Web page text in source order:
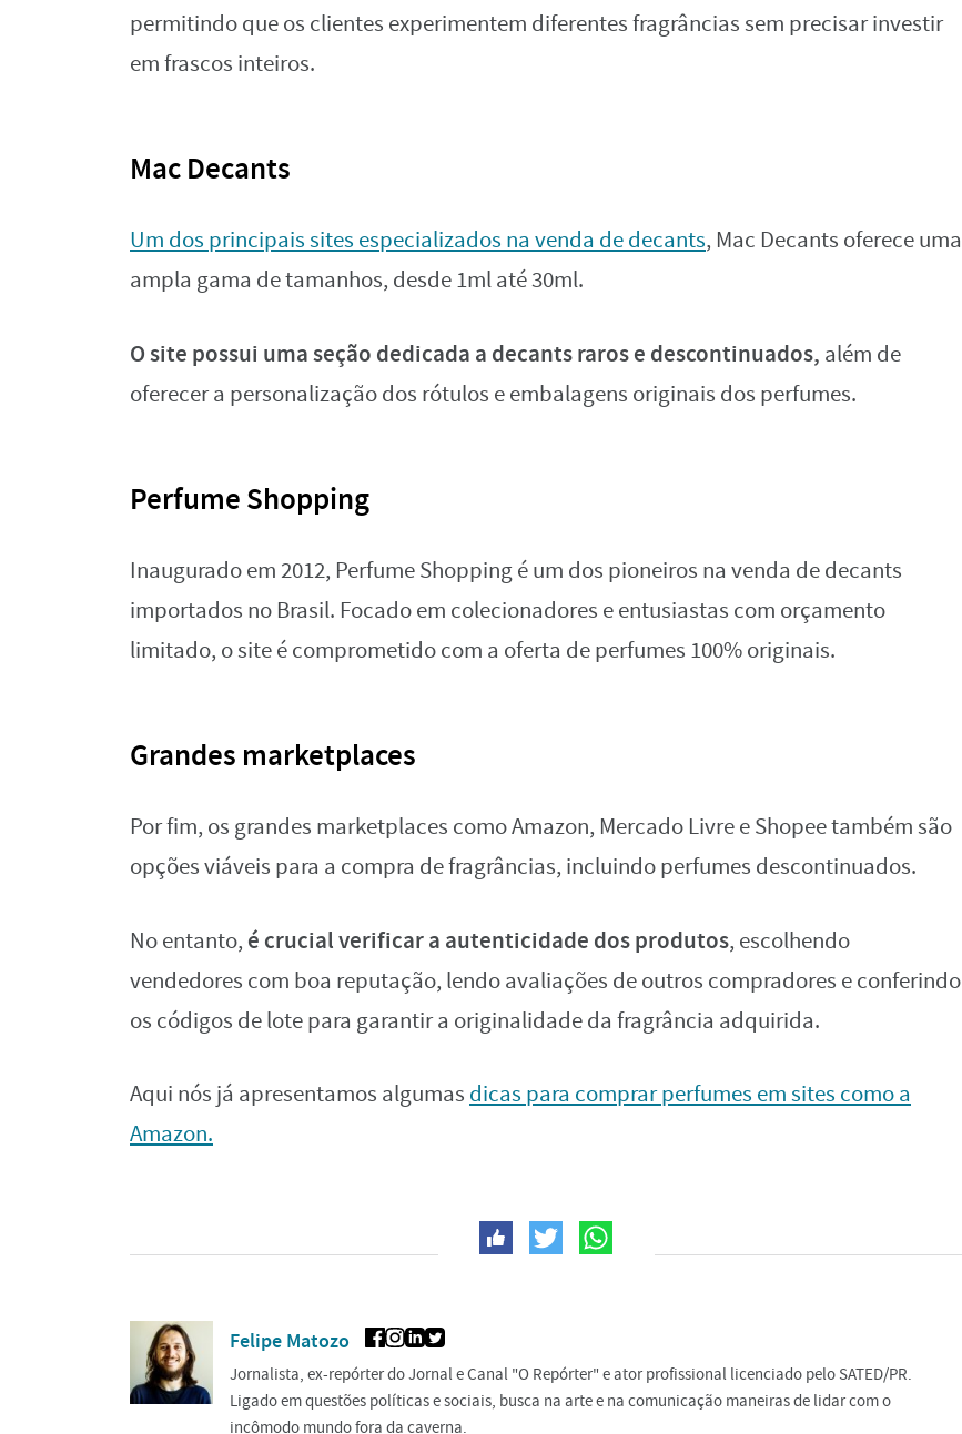
permitindo que os clientes experimentem diferentes fragrâncias sem precisar investir
em frascos inteiros.
Mac Decants
Um dos principais sites especializados na venda de decants, Mac Decants oferece uma
ampla gama de tamanhos, desde 1ml até 30ml.
O site possui uma seção dedicada a decants raros e descontinuados, além de
oferecer a personalização dos rótulos e embalagens originais dos perfumes.
Perfume Shopping
Inaugurado em 2012, Perfume Shopping é um dos pioneiros na venda de decants
importados no Brasil. Focado em colecionadores e entusiastas com orçamento
limitado, o site é comprometido com a oferta de perfumes 100% originais.
Grandes marketplaces
Por fim, os grandes marketplaces como Amazon, Mercado Livre e Shopee também são
opções viáveis para a compra de fragrâncias, incluindo perfumes descontinuados.
No entanto, é crucial verificar a autenticidade dos produtos, escolhendo
vendedores com boa reputação, lendo avaliações de outros compradores e conferindo
os códigos de lote para garantir a originalidade da fragrância adquirida.
Aqui nós já apresentamos algumas dicas para comprar perfumes em sites como a
Amazon.
Felipe Matozo
Jornalista, ex-repórter do Jornal e Canal "O Repórter" e ator profissional licenciado pelo SATED/PR.
Ligado em questões políticas e sociais, busca na arte e na comunicação maneiras de lidar com o
incômodo mundo fora da caverna.